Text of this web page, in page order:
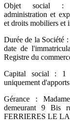
Objet social :
administration et
et droits mobiliers et
Durée de la Société
date de
Registre du
Capital social : 1
uniquement
Gérance :
demeurant 9 Bis
FERRIERES LE